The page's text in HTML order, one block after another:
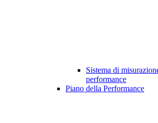
Sistema di
performance
Piano della Performance